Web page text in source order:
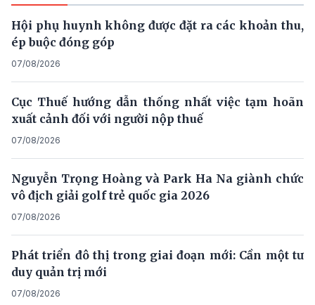
Hội phụ huynh không được đặt ra các khoản thu,
ép buộc đóng góp
07/08/2026
Cục Thuế hướng dẫn thống nhất việc tạm hoãn
xuất cảnh đối với người nộp thuế
07/08/2026
Nguyễn Trọng Hoàng và Park Ha Na giành chức
vô địch giải golf trẻ quốc gia 2026
07/08/2026
Phát triển đô thị trong giai đoạn mới: Cần một tư
duy quản trị mới
07/08/2026